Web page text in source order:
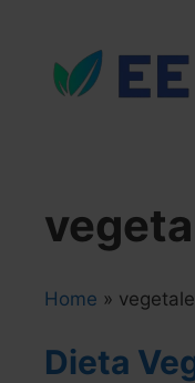
content
Home »
Dieta